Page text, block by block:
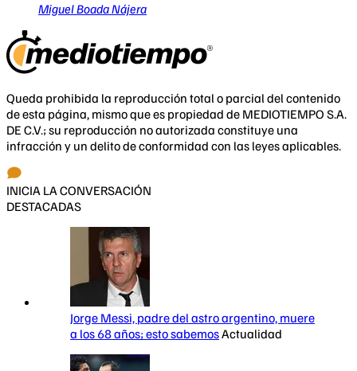
Miguel Boada Nájera
Queda prohibida la reproducción total o parcial del contenido
de esta página, mismo que es propiedad de MEDIOTIEMPO S.A.
DE C.V.; su reproducción no autorizada constituye una
infracción y un delito de conformidad con las leyes aplicables.
INICIA LA CONVERSACIÓN
DESTACADAS
Jorge Messi, padre del astro argentino, muere
a los 68 años; esto sabemosActualidad